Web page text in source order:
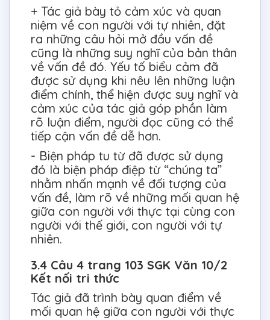
+ Tác giả bày tỏ cảm xúc và quan
niệm về con người với tự nhiên, đặt
ra những câu hỏi mở đầu vấn đề
cũng là những suy nghĩ của bản thân
về vấn đề đó. Yếu tố biểu cảm đã
được sử dụng khi nêu lên những luận
điểm chính, thể hiện được suy nghĩ và
cảm xúc của tác giả góp phần làm
rõ luận điểm, người đọc cũng có thể
tiếp cận vấn đề dễ hơn.
- Biện pháp tu từ đã được sử dụng
đó là biện pháp điệp từ “chúng ta”
nhằm nhấn mạnh về đối tượng của
vấn đề, làm rõ về những mối quan hệ
giữa con người với thực tại cùng con
người với thế giới, con người với tự
nhiên.
3.4 Câu 4 trang 103 SGK Văn 10/2
Kết nối tri thức
Tác giả đã trình bày quan điểm về
mối quan hệ giữa con người với thực